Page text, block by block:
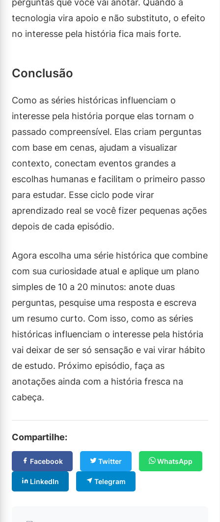
perguntas que você vai anotar. Quando a
tecnologia vira apoio e não substituto, o efeito
no interesse pela história fica mais forte.
Conclusão
Como as séries históricas influenciam o
interesse pela história porque elas tornam o
passado compreensível. Elas criam perguntas
com base em cenas, ajudam a visualizar
contexto, conectam eventos grandes a
escolhas humanas e facilitam o primeiro passo
para estudar. Esse ciclo pode virar
aprendizado real se você fizer pequenas ações
depois de cada episódio.
Agora escolha uma série histórica que combine
com sua curiosidade atual e aplique um plano
simples de 10 a 20 minutos: anote duas
perguntas, pesquise uma resposta e escreva
um resumo curto. Com isso, como as séries
históricas influenciam o interesse pela história
vai deixar de ser só sensação e vai virar hábito
de estudo. Próximo episódio, faça as
anotações ainda com a história fresca na
cabeça.
Compartilhe:
Facebook Twitter WhatsApp
LinkedIn Telegram